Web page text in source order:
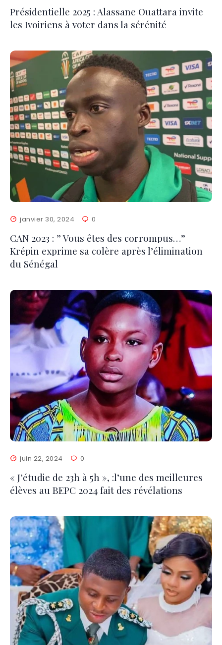
Présidentielle 2025 : Alassane Ouattara invite
les Ivoiriens à voter dans la sérénité
janvier 30, 2024 0
CAN 2023 : ” Vous êtes des corrompus…”
Krépin exprime sa colère après l’élimination
du Sénégal
juin 22, 2024 0
« J’étudie de 23h à 5h », :l’une des meilleures
élèves au BEPC 2024 fait des révélations